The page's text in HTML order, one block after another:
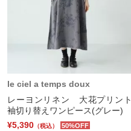
le ciel a temps doux
レーヨンリネン 大花プリント
袖切り替えワンピース(グレー)
¥5,390 （税込） 50%OFF